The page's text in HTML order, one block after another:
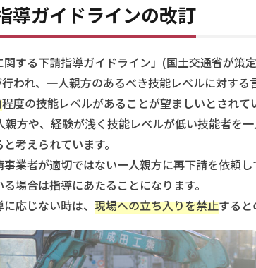
導ガイドラインの改訂
関する下請指導ガイドライン」(国土交通省が策定
われ、一人親方のあるべき技能レベルに対する
程度の技能レベルがあることが望ましいとされて
親方や、経験が浅く技能レベルが低い技能者を
考えられています。
業者が適切ではない一人親方に再下請を依頼し
場合は指導にあたることになります。
応じない時は、 現場への立ち入りを禁止すると